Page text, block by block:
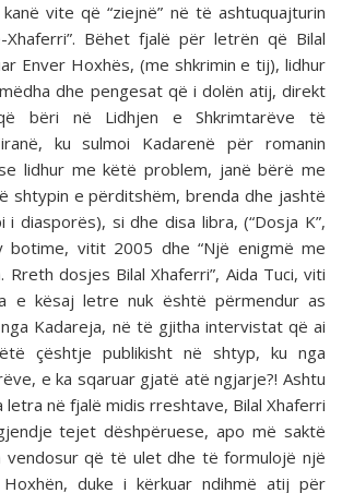
vite që “ziejnë” në të ashtuquajturin
Xhaferri”. Bëhet fjalë për letrën që Bilal
Enver Hoxhës, (me shkrimin e tij), lidhur
dhe pengesat që i dolën atij, direkt
bëri në Lidhjen e Shkrimtarëve të
ku sulmoi Kadarenë për romanin
lidhur me këtë problem, janë bërë me
shtypin e përditshëm, brenda dhe jashtë
i diasporës), si dhe disa libra, (“Dosja K”,
botime, vitit 2005 dhe “Një enigmë me
Rreth dosjes Bilal Xhaferri”, Aida Tuci, viti
e kësaj letre nuk është përmendur as
Kadareja, në të gjitha intervistat që ai
çështje publikisht në shtyp, ku nga
e ka sqaruar gjatë atë ngjarje?! Ashtu
letra në fjalë midis rreshtave, Bilal Xhaferri
tejet dëshpëruese, apo më saktë
vendosur që të ulet dhe të formulojë një
duke i kërkuar ndihmë atij për